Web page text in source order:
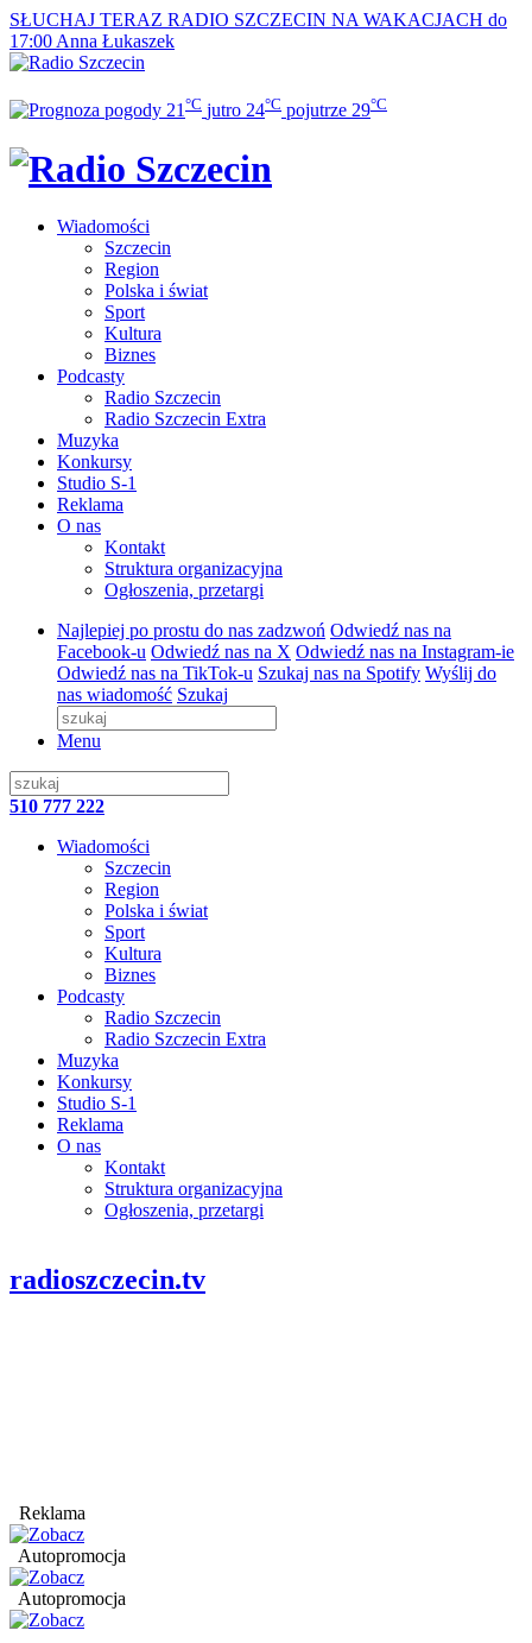
SŁUCHAJ TERAZ RADIO SZCZECIN NA WAKACJACH do
17:00 Anna Łukaszek
21 °C jutro 24°C pojutrze 29°C
Wiadomości
Szczecin
Region
Polska i świat
Sport
Kultura
Biznes
Podcasty
Radio Szczecin
Radio Szczecin Extra
Muzyka
Konkursy
Studio S-1
Reklama
O nas
Kontakt
Struktura organizacyjna
Ogłoszenia, przetargi
Najlepiej po prostu do nas zadzwoń Odwiedź nas na
Facebook-u Odwiedź nas na X Odwiedź nas na Instagram-ie
Odwiedź nas na TikTok-u Szukaj nas na Spotify Wyślij do
nas wiadomość Szukaj
Menu
510 777 222
Wiadomości
Szczecin
Region
Polska i świat
Sport
Kultura
Biznes
Podcasty
Radio Szczecin
Radio Szczecin Extra
Muzyka
Konkursy
Studio S-1
Reklama
O nas
Kontakt
Struktura organizacyjna
Ogłoszenia, przetargi
radioszczecin.tv
Reklama
Autopromocja
Autopromocja